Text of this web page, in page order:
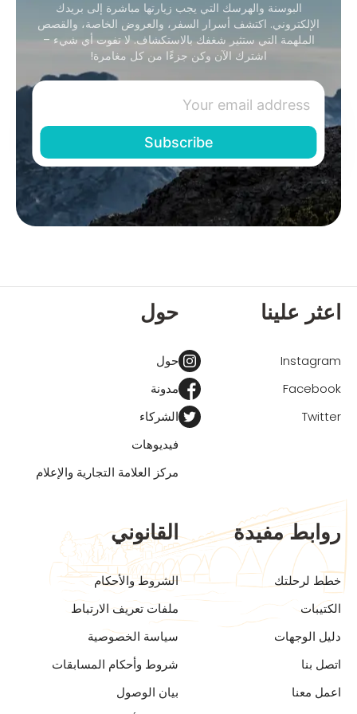
البوسنة والهرسك التي يجب زيارتها مباشرة إلى بريدك
الإلكتروني. اكتشف أسرار السفر، والعروض الخاصة، والقصص
الملهمة التي ستثير شغفك بالاستكشاف. لا تفوت أي شيء –
اشترك الآن وكن جزءًا من كل مغامرة!
اعثر علينا
Instagram
Facebook
Twitter
حول
حول
مدونة
الشركاء
فيديوهات
مركز العلامة التجارية والإعلام
روابط مفيدة
خطط لرحلتك
الكتيبات
دليل الوجهات
اتصل بنا
اعمل معنا
القانوني
الشروط والأحكام
ملفات تعريف الارتباط
سياسة الخصوصية
شروط وأحكام المسابقات
بيان الوصول